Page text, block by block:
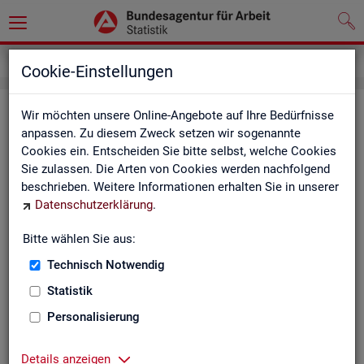
Cookie-Einstellungen
Wir möchten unsere Online-Angebote auf Ihre Bedürfnisse
anpassen. Zu diesem Zweck setzen wir sogenannte
Cookies ein. Entscheiden Sie bitte selbst, welche Cookies
Sie zulassen. Die Arten von Cookies werden nachfolgend
beschrieben. Weitere Informationen erhalten Sie in unserer
Datenschutzerklärung.
Bitte wählen Sie aus:
Technisch Notwendig
Statistik
Personalisierung
Details anzeigen
Kon­takt
Nut­zen Sie die Mög­lich­keit mit uns in Kon­takt zu tre­ten!
Sie haben Fra­gen zum An­ge­bot?
Sie be­nö­ti­gen auf Ihre Fra­ge­stel­lung zu­ge­schnit­te­ne Son­der­
Ihr Sta­tis­tik-Ser­vice hilft Ihnen wei­ter!
Zen­tra­ler Sta­tis­tik-Ser­vice